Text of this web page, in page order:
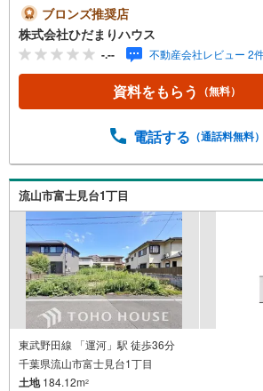
ウンがあり、お買い物に便利な立地
きなハウスメーカーで建てられます
く、隣近所に気遣うことなく暮らせ
イホーム探しは、地元のひだまりハ
最新情報更新中◆値下がりや販売
日更新！◆宅建士・建築士が在籍◆
◆当日のご見学も大歓迎◆野田市が
あなた』の、ひだまりのような温か
せんか（＾＾）？
ブロンズ推奨店
株式会社ひだまりハウス
-.-- 不動産会社レビュー 2
資料をもらう （無料）
電話する （通話料無料）
流山市富士見台1丁目
東武野田線 「運河」駅 徒歩36分
千葉県流山市富士見台1丁目
土地184.12m2